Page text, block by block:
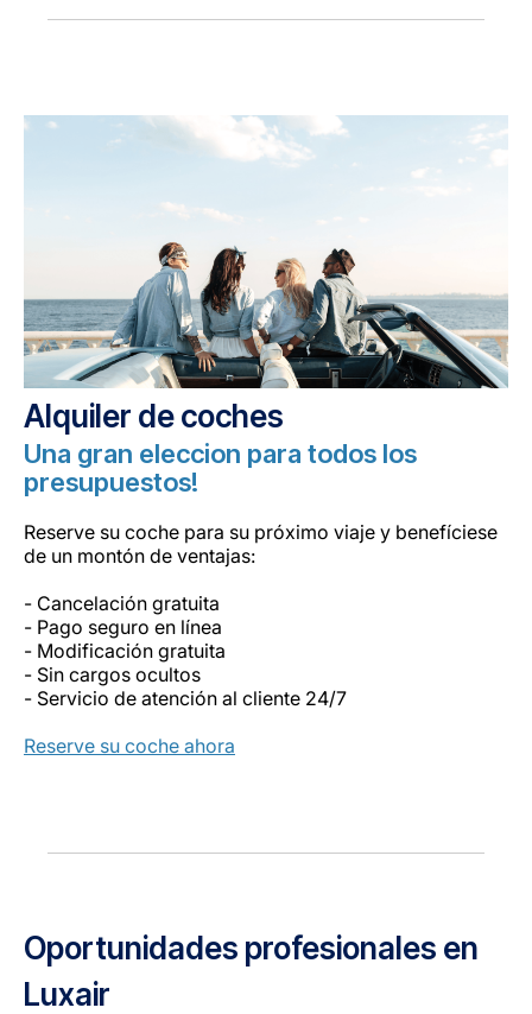
Alquiler de coches
Una gran eleccion para todos los
presupuestos!
Reserve su coche para su próximo viaje y benefíciese
de un montón de ventajas:
- Cancelación gratuita
- Pago seguro en línea
- Modificación gratuita
- Sin cargos ocultos
- Servicio de atención al cliente 24/7
Reserve su coche ahora
Oportunidades profesionales en
Luxair